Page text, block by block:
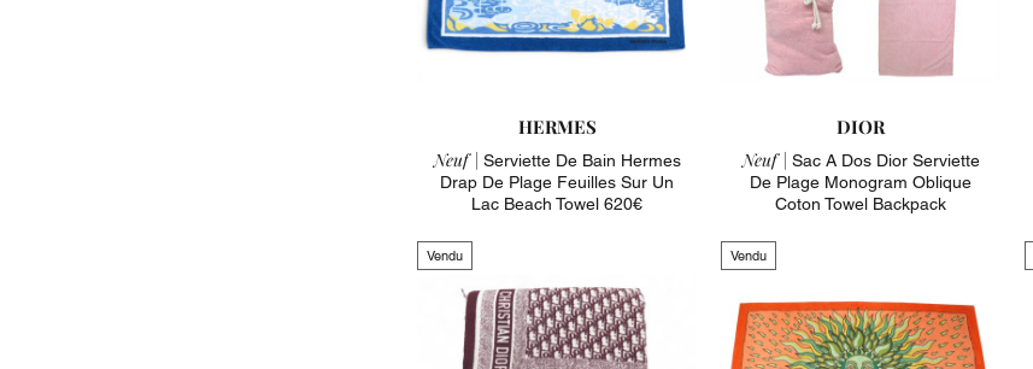
HERMES
Neuf | Serviette De Bain Hermes
Drap De Plage Feuilles Sur Un
Lac Beach Towel 620€
DIOR
Neuf | Sac A Dos Dior Serviette
De Plage Monogram Oblique
Coton Towel Backpack
Vendu Vendu